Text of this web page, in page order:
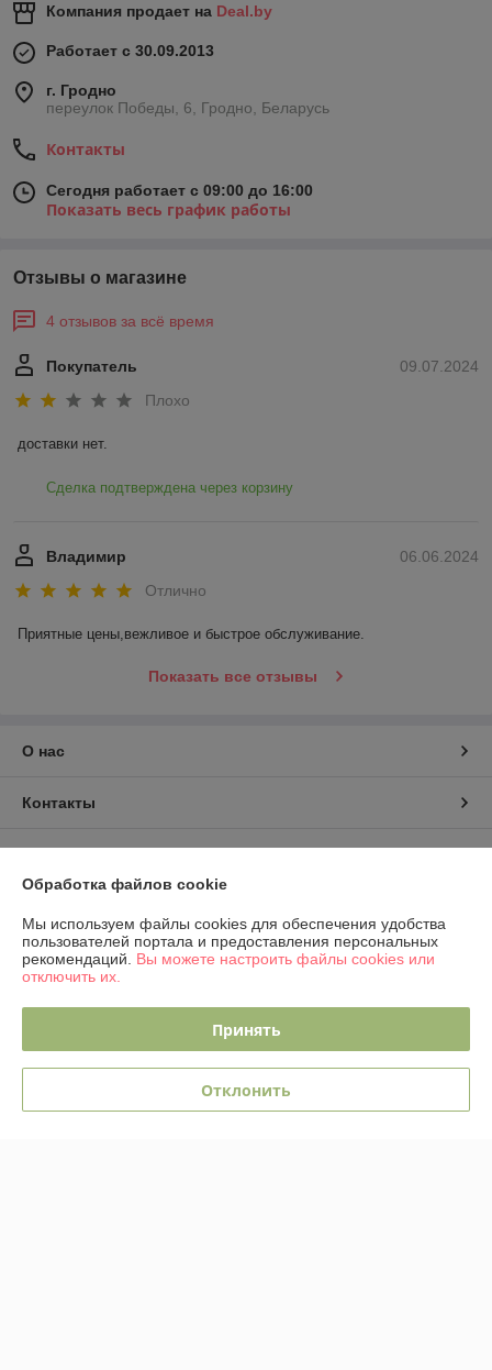
Компания продает на Deal.by
Работает с 30.09.2013
г. Гродно
переулок Победы, 6, Гродно, Беларусь
Контакты
Сегодня работает с 09:00 до 16:00
Показать весь график работы
Отзывы о магазине
4 отзывов за всё время
09.07.2024
Покупатель
Плохо
доставки нет.
Сделка подтверждена через корзину
06.06.2024
Владимир
Отлично
Приятные цены,вежливое и быстрое обслуживание.
Показать все отзывы
О нас
Контакты
Полная версия сайта
Политика обработки cookies
Обработка файлов cookie
Мы используем файлы cookies для обеспечения удобства
пользователей портала и предоставления персональных
рекомендаций. Вы можете настроить файлы cookies или
отключить их.
Принять
Отклонить